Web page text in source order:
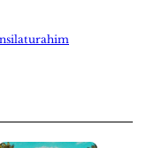
silaturahim